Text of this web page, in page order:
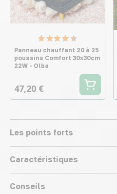
Panneau chauffant 20 à 25
poussins Comfort 30x30cm
22W - Olba
47,20 €
Les points forts
Caractéristiques
Conseils